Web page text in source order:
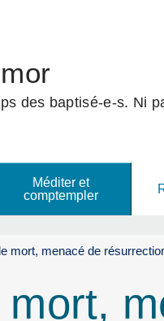
des baptisé-e-s. Ni
Méditer et
comptempler
mort, menacé de